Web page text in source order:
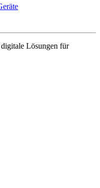
Lösungen für